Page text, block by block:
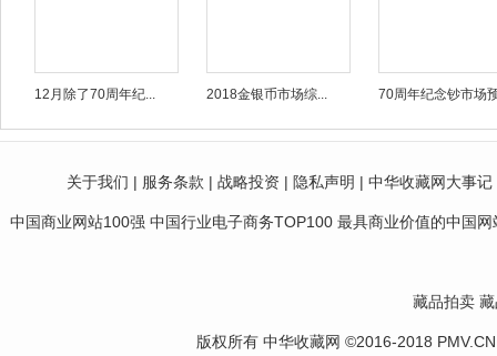
12月除了70周年纪... 2018金银币市场综... 70周年纪念钞市场
关于我们 | 服务条款 | 战略投资 | 隐私声明 | 中华收藏网大事记
中国商业网站100强 中国行业电子商务TOP100 最具商业价值的中国
藏品拍卖
版权所有 中华收藏网 ©2016-2018